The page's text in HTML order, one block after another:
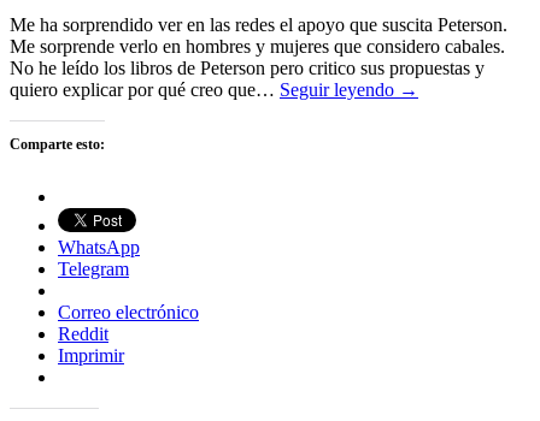
Me ha sorprendido ver en las redes el apoyo que suscita Peterson.
Me sorprende verlo en hombres y mujeres que considero cabales.
No he leído los libros de Peterson pero critico sus propuestas y
quiero explicar por qué creo que… Seguir leyendo →
Comparte esto:
WhatsApp
Telegram
Correo electrónico
Reddit
Imprimir